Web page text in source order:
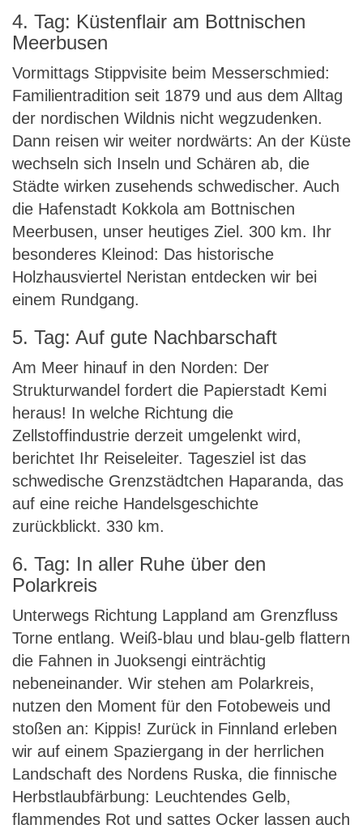
4. Tag: Küstenflair am Bottnischen
Meerbusen
Vormittags Stippvisite beim Messerschmied:
Familientradition seit 1879 und aus dem Alltag
der nordischen Wildnis nicht wegzudenken.
Dann reisen wir weiter nordwärts: An der Küste
wechseln sich Inseln und Schären ab, die
Städte wirken zusehends schwedischer. Auch
die Hafenstadt Kokkola am Bottnischen
Meerbusen, unser heutiges Ziel. 300 km. Ihr
besonderes Kleinod: Das historische
Holzhausviertel Neristan entdecken wir bei
einem Rundgang.
5. Tag: Auf gute Nachbarschaft
Am Meer hinauf in den Norden: Der
Strukturwandel fordert die Papierstadt Kemi
heraus! In welche Richtung die
Zellstoffindustrie derzeit umgelenkt wird,
berichtet Ihr Reiseleiter. Tagesziel ist das
schwedische Grenzstädtchen Haparanda, das
auf eine reiche Handelsgeschichte
zurückblickt. 330 km.
6. Tag: In aller Ruhe über den
Polarkreis
Unterwegs Richtung Lappland am Grenzfluss
Torne entlang. Weiß-blau und blau-gelb flattern
die Fahnen in Juoksengi einträchtig
nebeneinander. Wir stehen am Polarkreis,
nutzen den Moment für den Fotobeweis und
stoßen an: Kippis! Zurück in Finnland erleben
wir auf einem Spaziergang in der herrlichen
Landschaft des Nordens Ruska, die finnische
Herbstlaubfärbung: Leuchtendes Gelb,
flammendes Rot und sattes Ocker lassen auch